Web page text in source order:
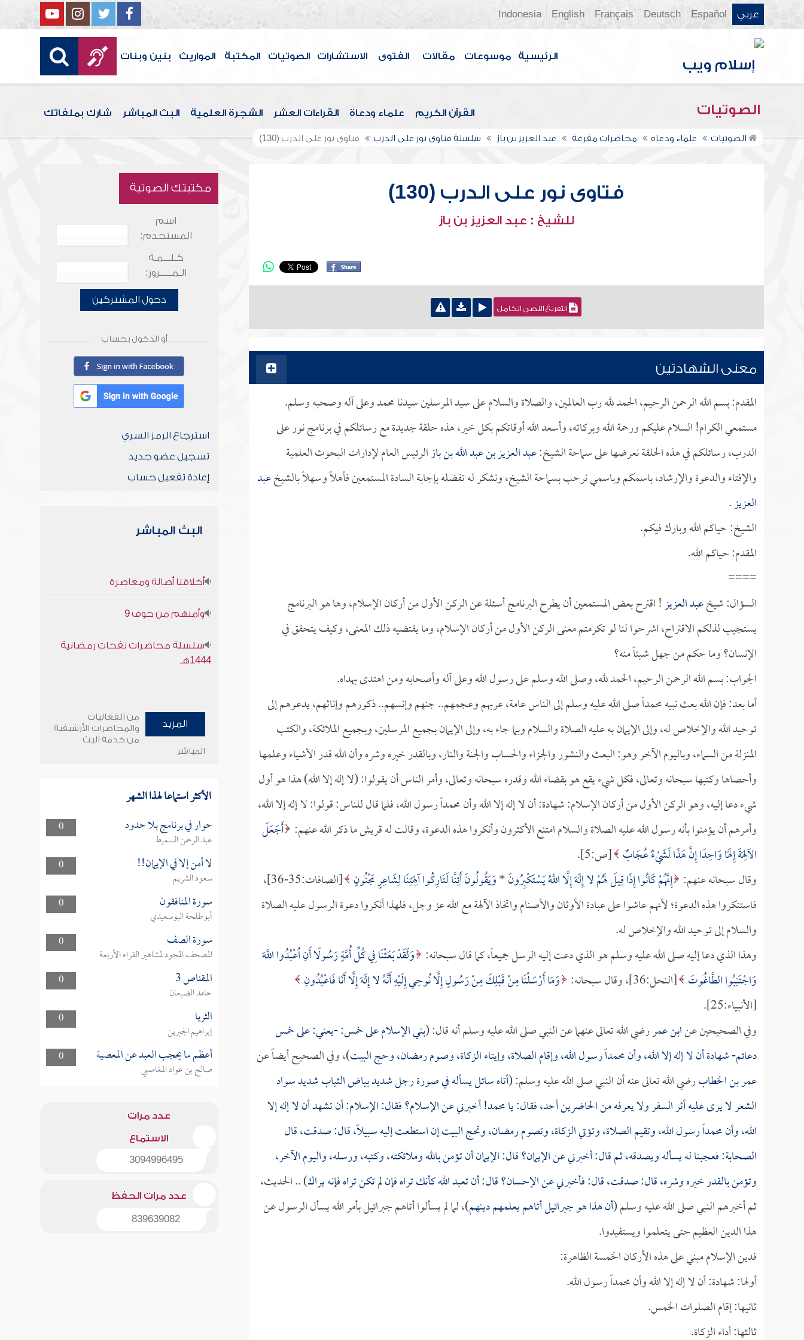
عربي Español
Deutsch
Français
English
Indonesia
الرئيسية موسوعات مقالات الفتوى الاستشارات الصوتيات المكتبة المواريث بنين وبنات
الصوتيات القرآن الكريم علماء ودعاة القراءات العشر الشجرة العلمية البث المباشر شارك بملفاتك
الصوتيات علماء ودعاة محاضرات مفرغة عبد العزيز بن باز سلسلة فتاوى نور على الدرب فتاوى نور على الدرب (130)
فتاوى نور على الدرب (130)
للشيخ : عبد العزيز بن باز
التفريغ النصي الكامل
معنى الشهادتين
المقدم: بسم الله الرحمن الرحيم، الحمد لله رب العالمين، والصلاة والسلام على سيد المرسلين سيدنا محمد وعلى آله وصحبه وسلم.
مستمعي الكرام! السلام عليكم ورحمة الله وبركاته، وأسعد الله أوقاتكم بكل خير، هذه حلقة جديدة مع رسائلكم في برنامج نور على
الدرب، رسائلكم في هذه الحلقة نعرضها على سماحة الشيخ:عبد العزيز بن عبد الله بن بازالرئيس العام لإدارات البحوث العلمية
والإفتاء والدعوة والإرشاد، باسمكم وباسمي نرحب بسماحة الشيخ، ونشكر له تفضله بإجابة السادة المستمعين فأهلاً وسهلاً بالشيخعبد
العزيز.
الشيخ: حياكم الله وبارك فيكم.
المقدم: حياكم الله.
====
السؤال: شيخعبد العزيز! اقترح بعض المستمعين أن يطرح البرنامج أسئلة عن الركن الأول من أركان الإسلام، وها هو البرنامج
يستجيب لذلكم الاقتراح، اشرحوا لنا لو تكرمتم معنى الركن الأول من أركان الإسلام، وما يقتضيه ذلك المعنى، وكيف يتحقق في
الإنسان؟ وما حكم من جهل شيئاً منه؟
الجواب: بسم الله الرحمن الرحيم، الحمد لله، وصلى الله وسلم على رسول الله وعلى آله وأصحابه ومن اهتدى بهداه.
أما بعد: فإن الله بعث نبيه محمداً صلى الله عليه وسلم إلى الناس عامة، عربهم وعجمهم.. جنهم وإنسهم.. ذكورهم وإناثهم، يدعوهم إلى
توحيد الله والإخلاص له، وإلى الإيمان به عليه الصلاة والسلام وبما جاء به، وإلى الإيمان بجميع المرسلين، وبجميع الملائكة، والكتب
المنزلة من السماء، وباليوم الآخر وهو: البعث والنشور والجزاء والحساب والجنة والنار، وبالقدر خيره وشره وأن الله قدر الأشياء وعلمها
وأحصاها وكتبها سبحانه وتعالى، فكل شيء يقع هو بقضاء الله وقدره سبحانه وتعالى، وأمر الناس أن يقولوا: (لا إله إلا الله) هذا هو أول
شيء دعا إليه، وهو الركن الأول من أركان الإسلام: شهادة: أن لا إله إلا الله وأن محمداً رسول الله، فلما قال للناس: قولوا: لا إله إلا الله،
وأمرهم أن يؤمنوا بأنه رسول الله عليه الصلاة والسلام امتنع الأكثرون وأنكروا هذه الدعوة، وقالت له قريش ما ذكر الله عنهم: أَجَعَلَ
الآلِهَةَ إِلَهًا وَاحِدًا إِنَّ هَذَا لَشَيْءٌ عُجَابٌ [ص:5].
وقال سبحانه عنهم: إِنَّهُمْ كَانُوا إِذَا قِيلَ لَهُمْ لا إِلَهَ إِلَّا اللَّهُ يَسْتَكْبِرُونَ*وَيَقُولُونَ أَئِنَّا لَتَارِكُوا آلِهَتِنَا لِشَاعِرٍ مَجْنُونٍ
[الصافات:35-36]،
فاستنكروا هذه الدعوة؛ لأنهم عاشوا على عبادة الأوثان والأصنام واتخاذ الآلهة مع الله عز وجل، فلهذا أنكروا دعوة الرسول عليه الصلاة
والسلام إلى توحيد الله والإخلاص له.
وهذا الذي دعا إليه صلى الله عليه وسلم هو الذي دعت إليه الرسل جميعاً، كما قال سبحانه: وَلَقَدْ بَعَثْنَا فِي كُلِّ أُمَّةٍ رَسُولًا أَنِ اُعْبُدُوا اللَّهَ
وَاجْتَنِبُوا الطَّاغُوتَ [النحل:36]، وقال سبحانه:
وَمَا أَرْسَلْنَا مِنْ قَبْلِكَ مِنْ رَسُولٍ إِلَّا نُوحِي إِلَيْهِ أَنَّهُ لا إِلَهَ إِلَّا أَنَا فَاعْبُدُونِ
[الأنبياء:25].
وفي الصحيحين عنابن عمررضي الله تعالى عنهما عن النبي صلى الله عليه وسلم أنه قال: (بني الإسلام على خمس: -يعني: على خمس
دعائم- شهادة أن لا إله إلا الله، وأن محمداً رسول الله، وإقام الصلاة، وإيتاء الزكاة، وصوم رمضان، وحج البيت)، وفي الصحيح أيضاً عن
عمر بن الخطابرضي الله تعالى عنه أن النبي صلى الله عليه وسلم: (أتاه سائل يسأله في صورة رجل شديد بياض الثياب شديد سواد
الشعر لا يرى عليه أثر السفر ولا يعرفه من الحاضرين أحد، فقال: يا محمد! أخبرني عن الإسلام؟ فقال: الإسلام: أن تشهد أن لا إله إلا
الله، وأن محمداً رسول الله، وتقيم الصلاة، وتؤتي الزكاة، وتصوم رمضان، وتحج البيت إن استطعت إليه سبيلاً، قال: صدقت، قال
الصحابة: فعجبنا له يسأله ويصدقه، ثم قال: أخبرني عن الإيمان؟ قال: الإيمان أن تؤمن بالله وملائكته، وكتبه، ورسله، واليوم الآخر،
وتؤمن بالقدر خيره وشره، قال: صدقت، قال: فأخبرني عن الإحسان؟ قال: أن تعبد الله كأنك تراه فإن لم تكن تراه فإنه يراك) .. الحديث،
ثم أخبرهم النبي صلى الله عليه وسلم (أن هذا هو جبرائيل أتاهم يعلمهم دينهم)، لما لم يسألوا أتاهم جبرائيل بأمر الله يسأل الرسول عن
هذا الدين العظيم حتى يتعلموا ويستفيدوا.
فدين الإسلام مبني على هذه الأركان الخمسة الظاهرة:
أولها: شهادة: أن لا إله إلا الله وأن محمداً رسول الله.
ثانيها: إقام الصلوات الخمس.
ثالثها: أداء الزكاة.
مكتبتك الصوتية
اسم
المستخدم:
كـلـــمـة
الـمـــــرور:
دخول المشتركين
أو الدخول بحساب
استرجاع الرمز السري
تسجيل عضو جديد
إعادة تفعيل حساب
البث المباشر
أخلاقنا أصالة ومعاصرة
وأمنهم من خوف 9
سلسلة محاضرات نفحات رمضانية
1444هـ
المزيد
من الفعاليات
والمحاضرات الأرشيفية
من خدمة البث
المباشر
الأكثر استماعا لهذا الشهر
0 حوار في برنامج بلا حدود
عبد الرحمن السميط
0
لا أمن إلا في الإيمان!!
سعود الشريم
0
سورة المنافقون
أبوطلحة البوسعيدي
0
سورة الصف
المصحف المجود لمشاهير القراء الأربعة
0
المقناص 3
حامد الضبعان
0
الثريا
إبراهيم الجبرين
0
أعظم ما يحجب العبد عن المعصية
صالح بن عواد المغامسي
عدد مرات
الاستماع
3094996495
عدد مرات الحفظ
839639082